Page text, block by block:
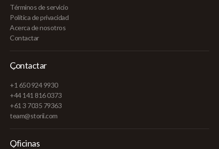
Términos de servicio
Política de privacidad
Acerca de nosotros
Contactar
Contactar
+1 650 924 9930
+44 141 816 0373
+61 3 7035 79363
team@storii.com
Oficinas